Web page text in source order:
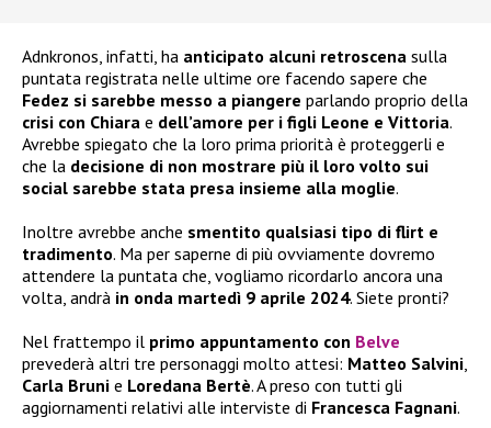
Adnkronos, infatti, ha anticipato alcuni retroscena sulla
puntata registrata nelle ultime ore facendo sapere che
Fedez si sarebbe messo a piangere parlando proprio della
crisi con Chiara e dell’amore per i figli Leone e Vittoria.
Avrebbe spiegato che la loro prima priorità è proteggerli e
che la decisione di non mostrare più il loro volto sui
social sarebbe stata presa insieme alla moglie.
Inoltre avrebbe anche smentito qualsiasi tipo di flirt e
tradimento. Ma per saperne di più ovviamente dovremo
attendere la puntata che, vogliamo ricordarlo ancora una
volta, andrà in onda martedì 9 aprile 2024. Siete pronti?
Nel frattempo il primo appuntamento con Belve
prevederà altri tre personaggi molto attesi: Matteo Salvini,
Carla Bruni e Loredana Bertè. A preso con tutti gli
aggiornamenti relativi alle interviste di Francesca Fagnani.